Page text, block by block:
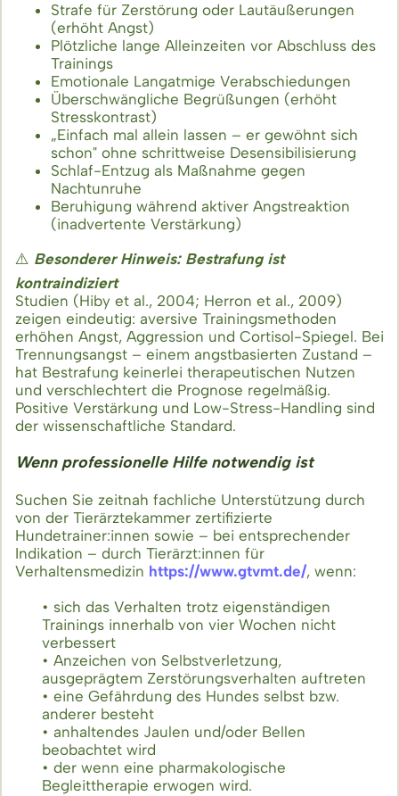
Strafe für Zerstörung oder Lautäußerungen
(erhöht Angst)
Plötzliche lange Alleinzeiten vor Abschluss des
Trainings
Emotionale Langatmige Verabschiedungen
Überschwängliche Begrüßungen (erhöht
Stresskontrast)
„Einfach mal allein lassen – er gewöhnt sich
schon" ohne schrittweise Desensibilisierung
Schlaf-Entzug als Maßnahme gegen
Nachtunruhe
Beruhigung während aktiver Angstreaktion
(inadvertente Verstärkung)
⚠️ Besonderer Hinweis: Bestrafung ist
kontraindiziert
Studien (Hiby et al., 2004; Herron et al., 2009)
zeigen eindeutig: aversive Trainingsmethoden
erhöhen Angst, Aggression und Cortisol-Spiegel. Bei
Trennungsangst – einem angstbasierten Zustand –
hat Bestrafung keinerlei therapeutischen Nutzen
und verschlechtert die Prognose regelmäßig.
Positive Verstärkung und Low-Stress-Handling sind
der wissenschaftliche Standard.
Wenn professionelle Hilfe notwendig ist
Suchen Sie zeitnah fachliche Unterstützung durch
von der Tierärztekammer zertifizierte
Hundetrainer:innen sowie – bei entsprechender
Indikation – durch Tierärzt:innen für
Verhaltensmedizin https://www.gtvmt.de/, wenn:
• sich das Verhalten trotz eigenständigen
Trainings innerhalb von vier Wochen nicht
verbessert
• Anzeichen von Selbstverletzung,
ausgeprägtem Zerstörungsverhalten auftreten
• eine Gefährdung des Hundes selbst bzw.
anderer besteht
• anhaltendes Jaulen und/oder Bellen
beobachtet wird
• der wenn eine pharmakologische
Begleittherapie erwogen wird.